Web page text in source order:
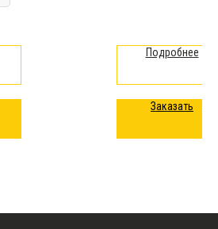
Подробнее
Заказать